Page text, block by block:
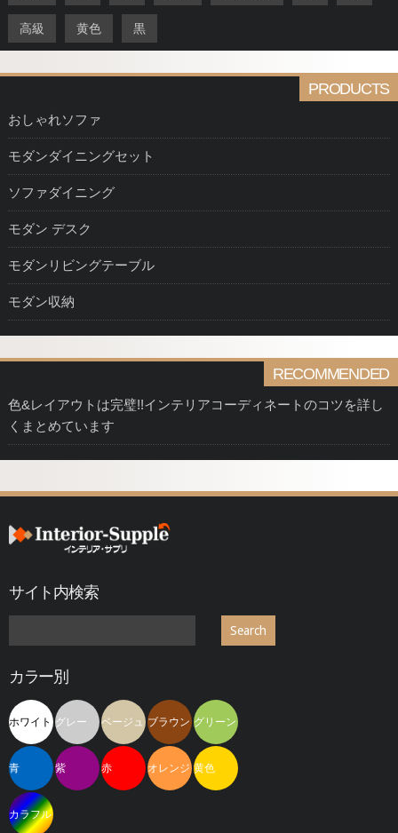
高級 黄色 黒
PRODUCTS
おしゃれソファ
モダンダイニングセット
ソファダイニング
モダン デスク
モダンリビングテーブル
モダン収納
RECOMMENDED
色&レイアウトは完璧!!インテリアコーディネートのコツを詳し
くまとめています
サイト内検索
カラー別
ホワイト グレー ベージュ ブラウン グリーン
青 紫 赤 オレンジ 黄色
カラフル